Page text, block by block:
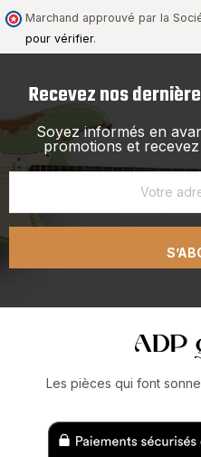
Marchand approuvé par la
pour vérifier.
Recevez nos
Soyez informés en
promotions et
Les pièces qui font